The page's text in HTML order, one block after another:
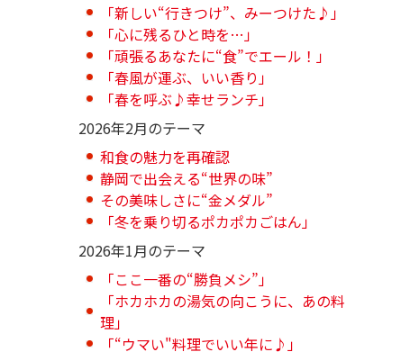
「新しい“行きつけ”、みーつけた♪」
「心に残るひと時を…」
「頑張るあなたに“食”でエール！」
「春風が運ぶ、いい香り」
「春を呼ぶ♪幸せランチ」
2026年2月のテーマ
和食の魅力を再確認
静岡で出会える“世界の味”
その美味しさに“金メダル”
「冬を乗り切るポカポカごはん」
2026年1月のテーマ
「ここ一番の“勝負メシ”」
「ホカホカの湯気の向こうに、あの料
理」
「“ウマい"料理でいい年に♪」